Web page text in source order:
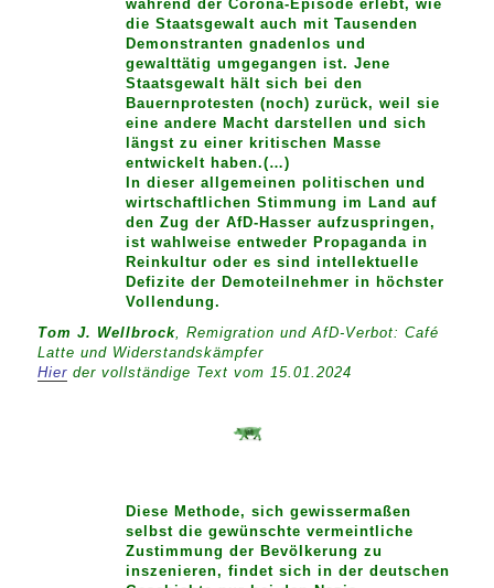
während der Corona-Episode erlebt, wie
die Staatsgewalt auch mit Tausenden
Demonstranten gnadenlos und
gewalttätig umgegangen ist. Jene
Staatsgewalt hält sich bei den
Bauernprotesten (noch) zurück, weil sie
eine andere Macht darstellen und sich
längst zu einer kritischen Masse
entwickelt haben.(…)
In dieser allgemeinen politischen und
wirtschaftlichen Stimmung im Land auf
den Zug der AfD-Hasser aufzuspringen,
ist wahlweise entweder Propaganda in
Reinkultur oder es sind intellektuelle
Defizite der Demoteilnehmer in höchster
Vollendung.
Tom J. Wellbrock, Remigration und AfD-Verbot: Café
Latte und Widerstandskämpfer
Hier der vollständige Text vom 15.01.2024
Diese Methode, sich gewissermaßen
selbst die gewünschte vermeintliche
Zustimmung der Bevölkerung zu
inszenieren, findet sich in der deutschen